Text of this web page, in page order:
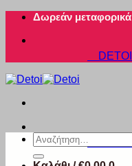
Μετάβαση
περιεχόμενο
Δωρεάν
Αναζήτηση
για: